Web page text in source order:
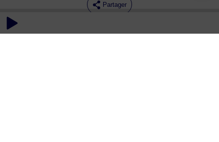
Partager
Commentaires